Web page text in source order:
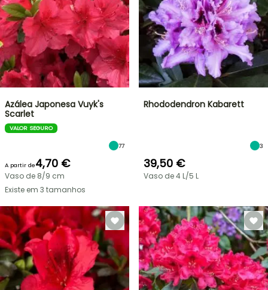
Azálea Japonesa Vuyk's
Scarlet
VALOR SEGURO
77
A partir de4,70 €
Vaso de 8/9 cm
Existe em 3 tamanhos
Rhododendron Kabarett
3
39,50 €
Vaso de 4 L/5 L